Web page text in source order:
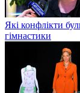
Які конфлікти
гімнастики